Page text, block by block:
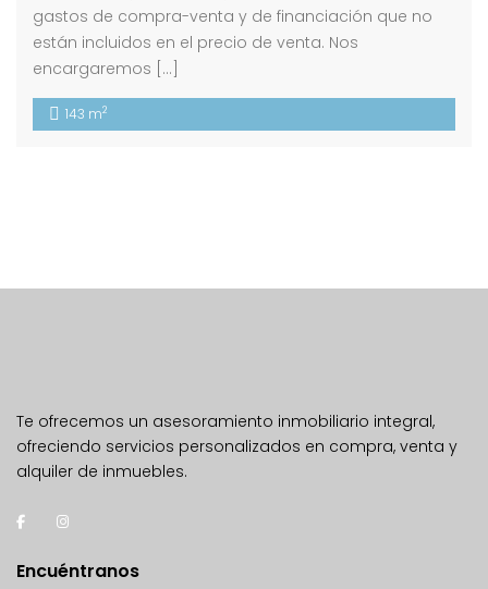
gastos de compra-venta y de financiación que no
están incluidos en el precio de venta. Nos
encargaremos […]
143 m2
Te ofrecemos un asesoramiento inmobiliario integral,
ofreciendo servicios personalizados en compra, venta y
alquiler de inmuebles.
Encuéntranos